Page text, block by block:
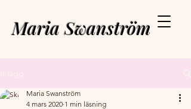
Maria Swanström
Maria Swanström
4 mars 2020 1 min läsning